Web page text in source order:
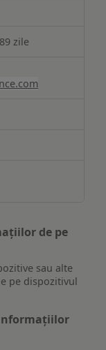
zile
de pe
sau alte
pe dispozitivul
informațiilor